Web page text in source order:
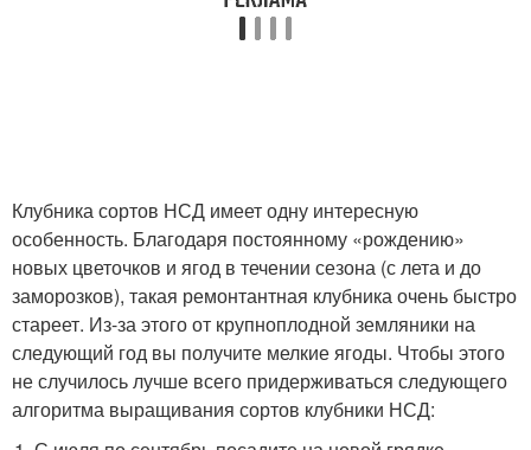
Клубника сортов НСД имеет одну интересную
особенность. Благодаря постоянному «рождению»
новых цветочков и ягод в течении сезона (с лета и до
заморозков), такая ремонтантная клубника очень быстро
стареет. Из-за этого от крупноплодной земляники на
следующий год вы получите мелкие ягоды. Чтобы этого
не случилось лучше всего придерживаться следующего
алгоритма выращивания сортов клубники НСД: